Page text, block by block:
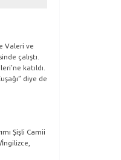
Valeri ve
çalıştı.
katıldı.
diye de
Şişli Camii